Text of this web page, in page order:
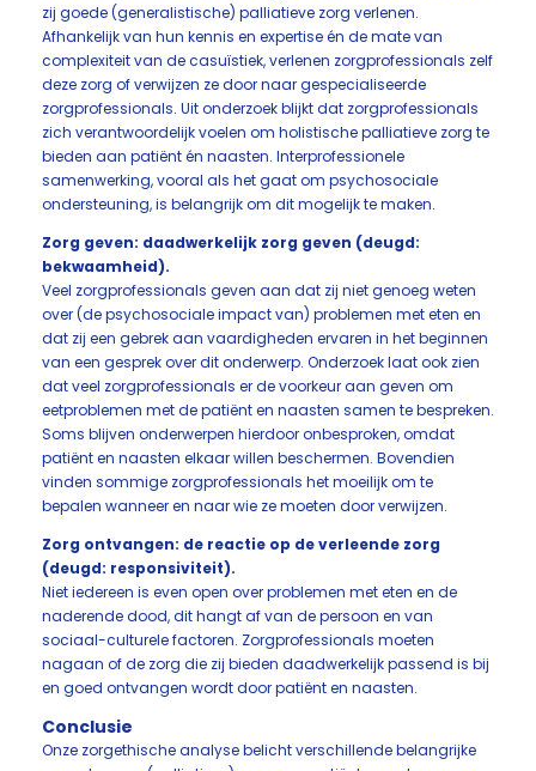
zij goede (generalistische) palliatieve zorg verlenen.
Afhankelijk van hun kennis en expertise én de mate van
complexiteit van de casuïstiek, verlenen zorgprofessionals zelf
deze zorg of verwijzen ze door naar gespecialiseerde
zorgprofessionals. Uit onderzoek blijkt dat zorgprofessionals
zich verantwoordelijk voelen om holistische palliatieve zorg te
bieden aan patiënt én naasten. Interprofessionele
samenwerking, vooral als het gaat om psychosociale
ondersteuning, is belangrijk om dit mogelijk te maken.
Zorg geven: daadwerkelijk zorg geven (deugd:
bekwaamheid).
Veel zorgprofessionals geven aan dat zij niet genoeg weten
over (de psychosociale impact van) problemen met eten en
dat zij een gebrek aan vaardigheden ervaren in het beginnen
van een gesprek over dit onderwerp. Onderzoek laat ook zien
dat veel zorgprofessionals er de voorkeur aan geven om
eetproblemen met de patiënt en naasten samen te bespreken.
Soms blijven onderwerpen hierdoor onbesproken, omdat
patiënt en naasten elkaar willen beschermen. Bovendien
vinden sommige zorgprofessionals het moeilijk om te
bepalen wanneer en naar wie ze moeten door verwijzen.
Zorg ontvangen: de reactie op de verleende zorg
(deugd: responsiviteit).
Niet iedereen is even open over problemen met eten en de
naderende dood, dit hangt af van de persoon en van
sociaal-culturele factoren. Zorgprofessionals moeten
nagaan of de zorg die zij bieden daadwerkelijk passend is bij
en goed ontvangen wordt door patiënt en naasten.
Conclusie
Onze zorgethische analyse belicht verschillende belangrijke